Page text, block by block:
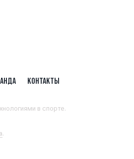
КОНТАКТЫ
в спорте.
.